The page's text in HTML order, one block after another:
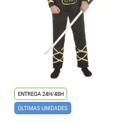
ENTREGA 24H/48H
ÚLTIMAS UNIDADES